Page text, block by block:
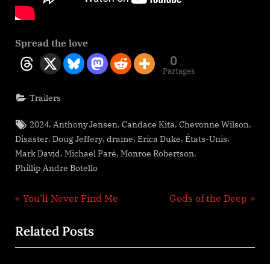
Spread the love
0
Partages
Trailers
Tags:
2024, Anthony Jensen,Candace Kita,Chevonne Wilson,
Disaster, Doug Jeffery, drame, Erica Duke, États-Unis,
Mark David, Michael Paré, Monroe Robertson,
Phillip Andre Botello
Navigation
de
l’article
P
e
v
You’ll Never Find Me
N
t
Gods of the Deep
Related Posts